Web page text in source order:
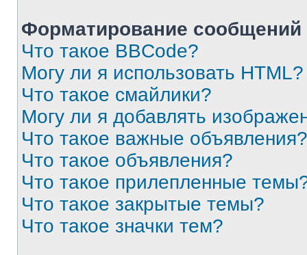
Форматирование
Что такое BBCode?
Могу ли я использовать HTML?
Что такое смайлики?
Могу ли я добавлять
Что такое важные объявления?
Что такое объявления?
Что такое прилепленные
Что такое закрытые темы?
Что такое значки тем?